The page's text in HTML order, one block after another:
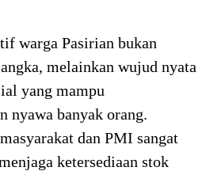
warga Pasirian bukan
melainkan wujud nyata
yang mampu
nyawa banyak orang.
dan PMI sangat
ketersediaan stok